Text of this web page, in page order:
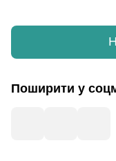
Поширити у